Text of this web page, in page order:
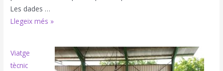
Les dades …
Mostreig
2021
Llegeix més »
Viatge
tècnic